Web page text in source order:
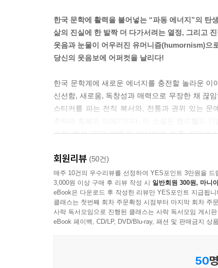
달렸다. 땀이 났다. 눈물이 났다. 물을, 마셨다. 다
너절해져도 찢어지진 않는다. 그가, 미치광이이자
---p.220
‘공평수’는 나 외의 또 다른 주인공으로서, 매미
웬일인가! 알고 보니 그는 WBA 복싱 전 세계 챔
아버지 말에 의하면 그는 선수 시절, 머리를 많이
것. 물론 나는 그 제안을 줄기차게 외면했지만, 연
이렇게 정신병자이자, 전 세계 챔피언이자, 매미
한국 문학에 활력을 불어넣는 “파동 에너지”의 탄
삶의 진실에 한 발짝 더 다가서려는 열정, 그리고
웃음과 눈물이 어우러진 유머니즘(humornism)으
당신의 웃음보에 어퍼컷을 날리다!
한국 문학계에 새로운 에너지를 충전할 놀라운 이
신선함, 새로움, 독창성과 매력으로 무장한 채 끊
스티커를 파는 전직 복서와, 전통과 권위 있는
거친 원석 같은 매력을 발산하며 아주 유머러
살냄새와 땀냄새가 진동하는 생생한 캐릭터들
넘나들며, 독자들로 하여금 단 한순간도 눈을 뗄
따스한 휴머니즘이 넘치는 ‘유머니즘
웃음의 미학으로 우리를 사로잡는다. 당신은 오늘
“내가 지향하는 문학은 바로 ‘항문발모형(肛門
회원리뷰 (50건)
매주 10건의 우수리뷰를 선정하여 YES포인트 3만원을 드
3,000원 이상 구매 후 리뷰 작성 시 일반회원 300원, 마니
eBook은 다운로드 후 작성한 리뷰만 YES포인트 지급됩니
클래스는 첫번째 회차 주문확정 시점부터 마지막 회차 주
사락 독서모임으로 진행된 클래스는 사락 독서모임 게시
eBook 페이백, CD/LP, DVD/Blu-ray, 패션 및 판매금지 상
50